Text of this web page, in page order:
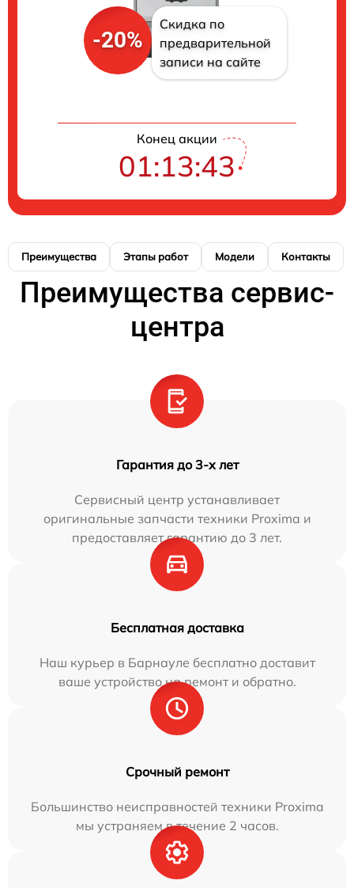
-20%
Скидка по
предварительной
записи на сайте
Конец акции
01:13:43
Преимущества Этапы работ Модели Контакты
Преимущества сервис-
центра
Гарантия до 3-х лет
Сервисный центр устанавливает
оригинальные запчасти техники Proxima и
предоставляет гарантию до 3 лет.
Бесплатная доставка
Наш курьер в Барнауле бесплатно доставит
ваше устройство на ремонт и обратно.
Срочный ремонт
Большинство неисправностей техники Proxima
мы устраняем в течение 2 часов.